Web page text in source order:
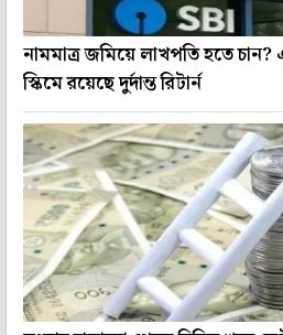
নামমাত্র জমিয়ে লাখপতি হতে
স্কিমে রয়েছে দুর্দান্ত রিটার্ন